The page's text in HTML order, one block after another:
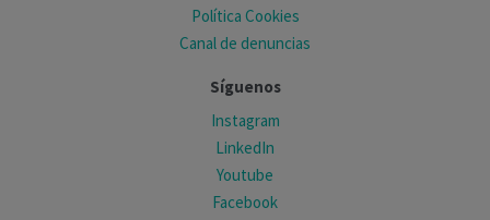
Política Cookies
Canal de denuncias
Síguenos
Instagram
LinkedIn
Youtube
Facebook